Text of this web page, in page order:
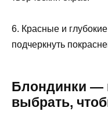
6. Красные и
подчеркнуть
Блондинки —
выбрать,